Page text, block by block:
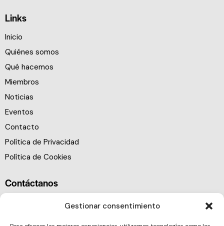
Gestionar consentimiento
Links
Inicio
Quiénes somos
Qué hacemos
Miembros
Noticias
Eventos
Contacto
Política de Privacidad
Política de Cookies
Contáctanos